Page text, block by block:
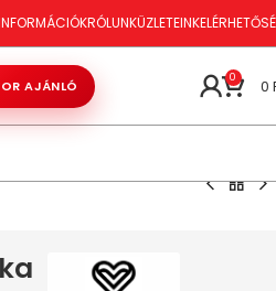
RÓLUNKÜZLETEINK
AJÁNLÓ 0 0